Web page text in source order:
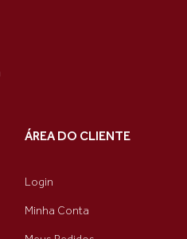
ÁREA DO CLIENTE
Login
Minha Conta